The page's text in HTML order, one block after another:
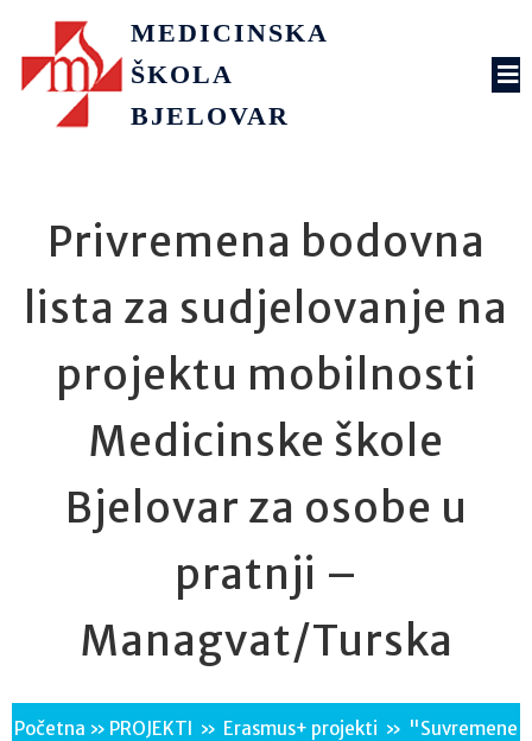
MEDICINSKA
ŠKOLA
BJELOVAR
Privremena bodovna
lista za sudjelovanje na
projektu mobilnosti
Medicinske škole
Bjelovar za osobe u
pratnji –
Managvat/Turska
Početna » PROJEKTI » Erasmus+ projekti » "Suvremene